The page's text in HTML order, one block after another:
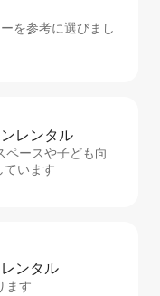
を参考に選びまし
レ⁠ン⁠タ⁠ル
ペースや子ども向
ています
ン⁠タ⁠ル
ます